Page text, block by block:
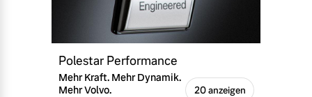
Polestar Performance
Mehr Kraft. Mehr Dynamik.
Mehr Volvo.
20 anzeigen